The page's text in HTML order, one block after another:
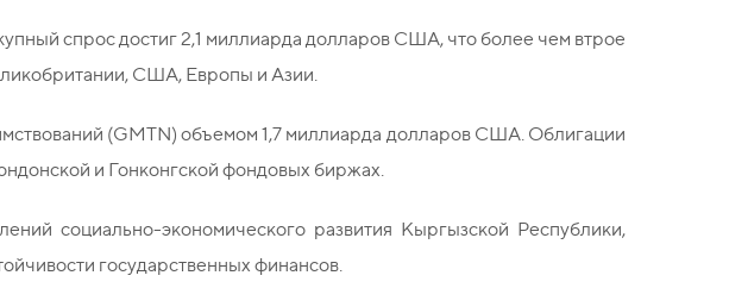
спрос достиг 2,1 миллиарда долларов США, что более чем втрое
США, Европы и Азии.
(GMTN) объемом 1,7 миллиарда долларов США. Облигации
и Гонконгской фондовых биржах.
социально-экономического развития Кыргызской Республики,
государственных финансов.